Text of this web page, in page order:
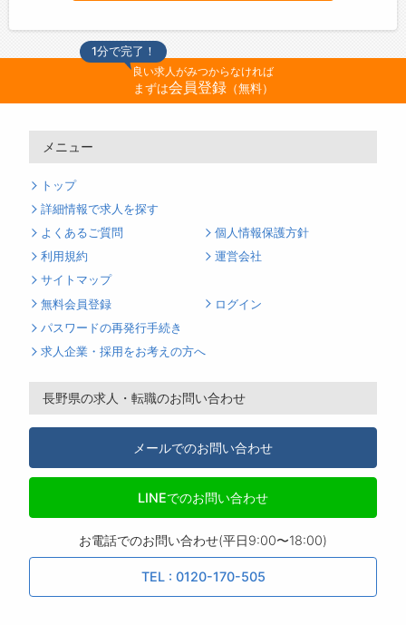
1分で完了！
良い求人がみつからなければ
まずは会員登録（無料）
メニュー
トップ
詳細情報で求人を探す
よくあるご質問
個人情報保護方針
利用規約
運営会社
サイトマップ
無料会員登録
ログイン
パスワードの再発行手続き
求人企業・採用をお考えの方へ
長野県の求人・転職のお問い合わせ
メールでのお問い合わせ
LINEでのお問い合わせ
お電話でのお問い合わせ(平日9:00〜18:00)
TEL : 0120-170-505